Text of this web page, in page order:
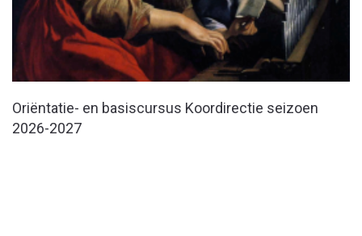
Oriëntatie- en basiscursus Koordirectie seizoen
2026-2027